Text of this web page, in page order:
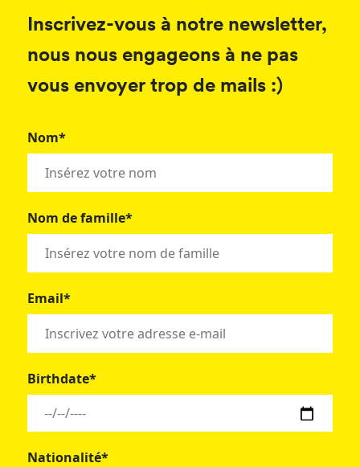
Inscrivez-vous à notre newsletter,
nous nous engageons à ne pas
vous envoyer trop de mails :)
Nom*
Nom de famille*
Email*
Birthdate*
Nationalité*